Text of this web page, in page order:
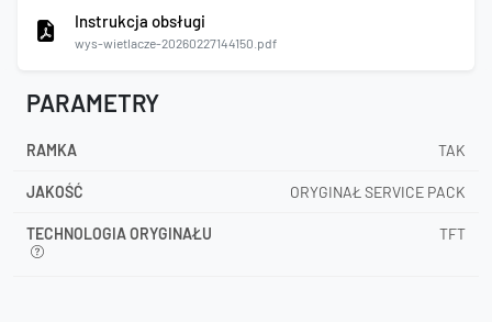
Instrukcja obsługi
wys-wietlacze-20260227144150.pdf
PARAMETRY
RAMKA TAK
JAKOŚĆ ORYGINAŁ SERVICE PACK
TECHNOLOGIA ORYGINAŁU TFT